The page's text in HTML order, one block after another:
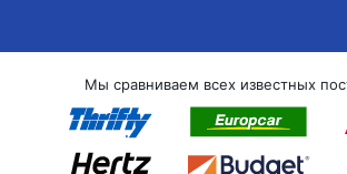
Мы сравниваем всех известных